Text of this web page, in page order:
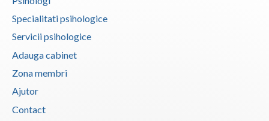
Specialitati psihologice
Servicii psihologice
Adauga cabinet
Zona membri
Ajutor
Contact